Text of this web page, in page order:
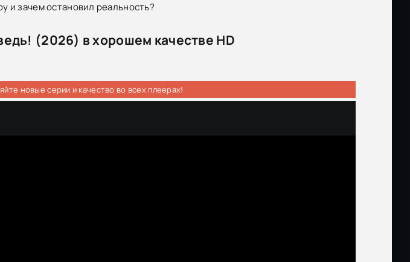
и зачем остановил реальность?
(2026) в хорошем качестве HD
новые серии и качество во всех плеерах!